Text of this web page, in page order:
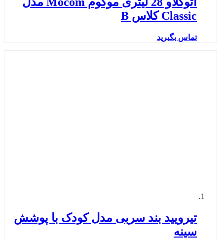
Classic کلاس B
تماس بگیرید
تیرویید بند سربی مدل کودک با پوشش
سینه